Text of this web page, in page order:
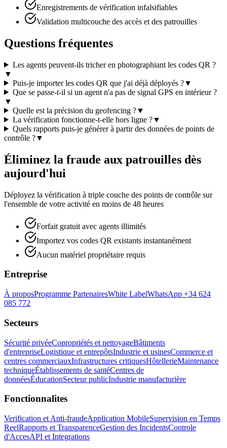
Enregistrements de vérification infalsifiables
Validation multicouche des accès et des patrouilles
Questions fréquentes
Les agents peuvent-ils tricher en photographiant les codes QR ?
▼
Puis-je importer les codes QR que j'ai déjà déployés ?▼
Que se passe-t-il si un agent n'a pas de signal GPS en intérieur ?
▼
Quelle est la précision du geofencing ?▼
La vérification fonctionne-t-elle hors ligne ?▼
Quels rapports puis-je générer à partir des données de points de
contrôle ?▼
Éliminez la fraude aux patrouilles dès
aujourd'hui
Déployez la vérification à triple couche des points de contrôle sur
l'ensemble de votre activité en moins de 48 heures
Forfait gratuit avec agents illimités
Importez vos codes QR existants instantanément
Aucun matériel propriétaire requis
Entreprise
À proposProgramme PartenairesWhite LabelWhatsApp +34 624
085 772
Secteurs
Sécurité privéeCopropriétés et nettoyageBâtiments
d'entrepriseLogistique et entrepôtsIndustrie et usinesCommerce et
centres commerciauxInfrastructures critiquesHôtellerieMaintenance
techniqueÉtablissements de santéCentres de
donnéesÉducationSecteur publicIndustrie manufacturière
Fonctionnalites
Verification et Anti-fraudeApplication MobileSupervision en Temps
ReelRapports et TransparenceGestion des IncidentsControle
d'AccesAPI et Integrations